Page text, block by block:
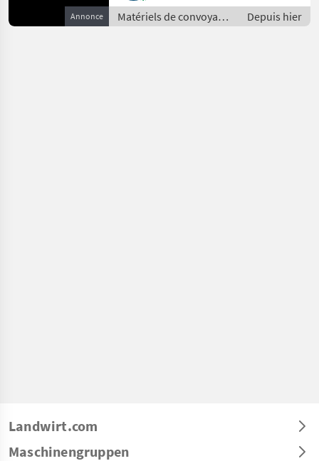
Annonce
Matériels de convoyage
/ Souffleries
Depuis hier
Landwirt.com
Maschinengruppen